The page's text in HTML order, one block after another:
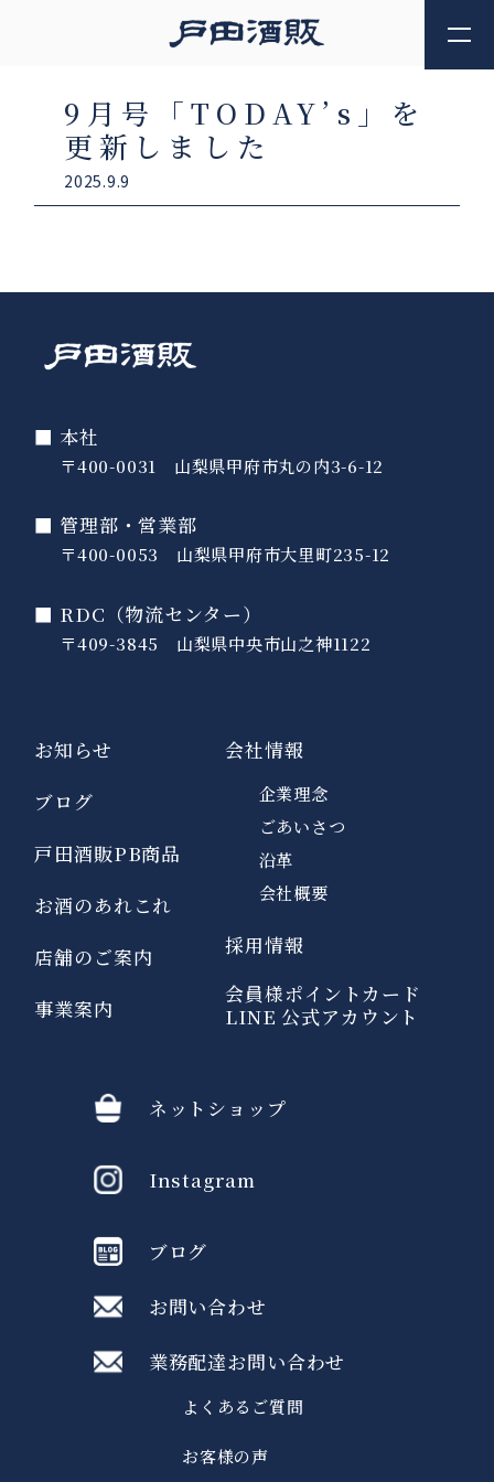
9月号「TODAY’s」を
更新しました
2025.9.9
■ 本社
〒400-0031 山梨県甲府市丸の内3-6-12
■ 管理部・営業部
〒400-0053 山梨県甲府市大里町235-12
■ RDC（物流センター）
〒409-3845 山梨県中央市山之神1122
お知らせ
ブログ
戸田酒販PB商品
お酒のあれこれ
店舗のご案内
事業案内
会社情報
企業理念
ごあいさつ
沿革
会社概要
採用情報
会員様ポイントカード
LINE 公式アカウント
ネットショップ
Instagram
ブログ
お問い合わせ
業務配達お問い合わせ
よくあるご質問
お客様の声